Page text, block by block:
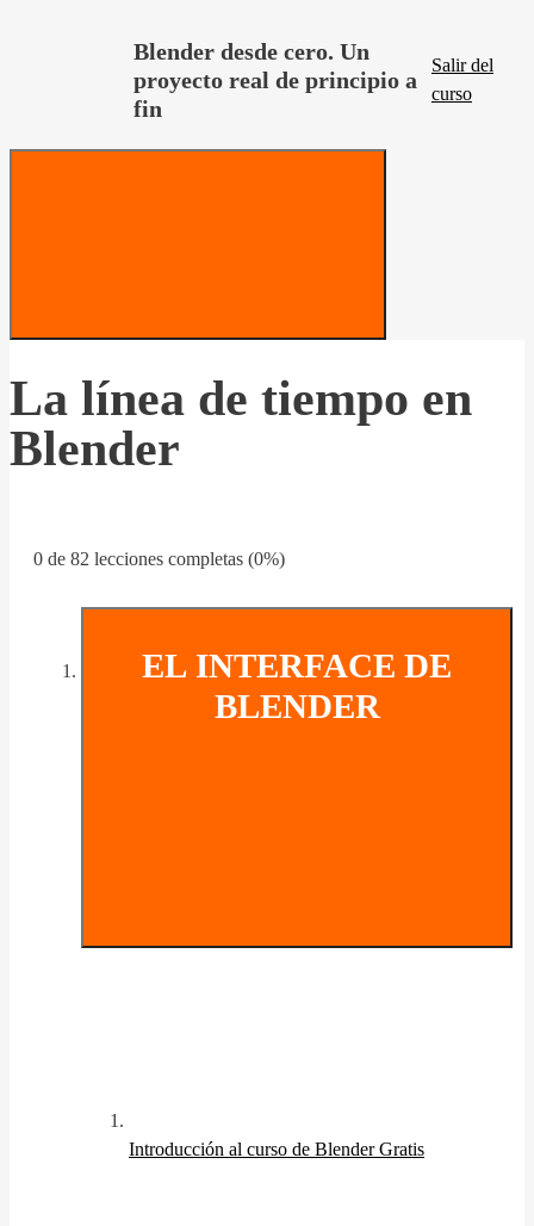
Blender desde cero. Un
proyecto real de principio a
fin
Salir del
curso
La línea de tiempo en
Blender
0 de 82 lecciones completas (0%)
EL INTERFACE DE
BLENDER
Introducción al curso de BlenderGratis